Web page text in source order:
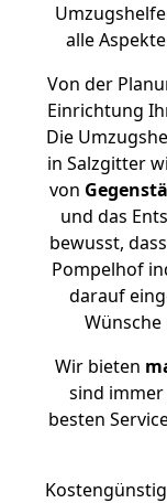
alle
Von der
Einrichtung
Die
in Salzgitter
von
und das
bewusst,
Pompelhof
darauf
Wir bieten
sind
besten